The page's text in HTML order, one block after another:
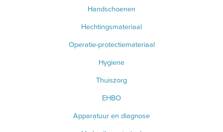
Handschoenen
Hechtingsmateriaal
Operatie-protectiemateriaal
Hygiene
Thuiszorg
EHBO
Apparatuur en diagnose